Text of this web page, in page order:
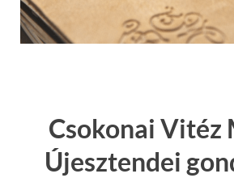
Csokonai Vitéz
Újesztendei